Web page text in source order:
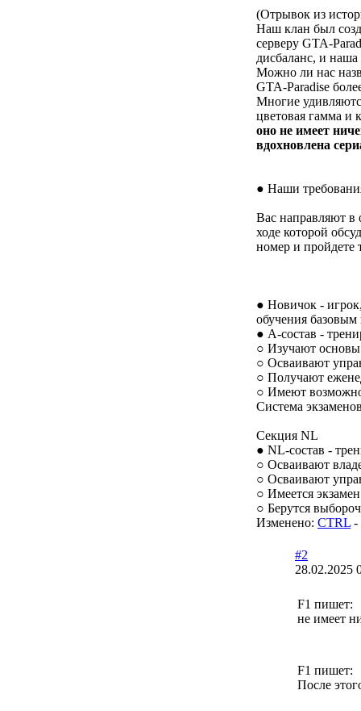
(Отрывок из
Наш клан был
серверу GTA-
дисбаланс, и наша
Можно ли нас
GTA-Paradise
Многие
цветовая гамма и
оно не имеет
вдохновлена
● Наши
Вас направляют в
ходе которой
номер и пройдете
● Новичок -
обучения
● А-состав -
○ Изучают
○ Осваивают
○ Получают
○ Имеют
Система
Секция NL
● NL-состав -
○ Осваивают
○ Осваивают
○ Имеется
○ Берутся
Изменено: CTRL -
#2
28.02.2025
F1 пишет:
не имеет
F1 пишет:
После